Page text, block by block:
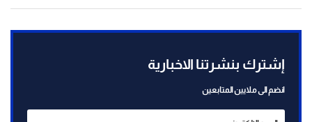
إشترك بنشرتنا الاخبارية
انضم الى ملايين المتابعين